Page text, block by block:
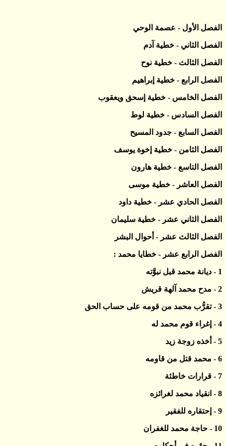
الفصل الأول - عصمة الوحي
الفصل الثاني - خطية آدم
الفصل الثالث - خطية نوح
الفصل الرابع - خطية إبراهيم
الفصل الخامس - خطية إسحق ويعقوب
الفصل السادس - خطية لوط
الفصل السابع - جدود المسيح
الفصل الثامن - خطية إخوة يوسف
الفصل التاسع - خطية هارون
الفصل العاشر - خطية موسى
الفصل الحادي عشر - خطية داود
الفصل الثاني عشر - خطية سليمان
الفصل الثالث عشر - أحوال البشر
الفصل الرابع عشر - خطايا محمد :
1 - ديانة محمد قبل نبوَّته
2 - مدح محمد آلهة قريش
3 - تقرُّب محمد من قومه على حساب الحق
4 - إغراء قوم محمد له
5 - أخذه زوجة زيد
6 - محمد قتل من قاومه
7 - قرارات خاطئة
8 - انقياد محمد لغرائزه
9 - إحتقاره للفقير
10 - حاجة محمد للغفران